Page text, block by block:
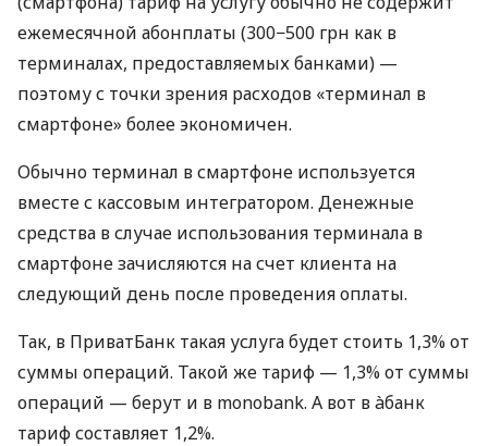
ежемесячной абонплаты (300−500 грн как в
терминалах, предоставляемых банками) —
поэтому с точки зрения расходов «терминал в
смартфоне» более экономичен.
Обычно терминал в смартфоне используется
вместе с кассовым интегратором. Денежные
средства в случае использования терминала в
смартфоне зачисляются на счет клиента на
следующий день после проведения оплаты.
Так, в ПриватБанк такая услуга будет стоить 1,3% от
суммы операций. Такой же тариф — 1,3% от суммы
операций — берут и в monobank. А вот в àбанк
тариф составляет 1,2%.